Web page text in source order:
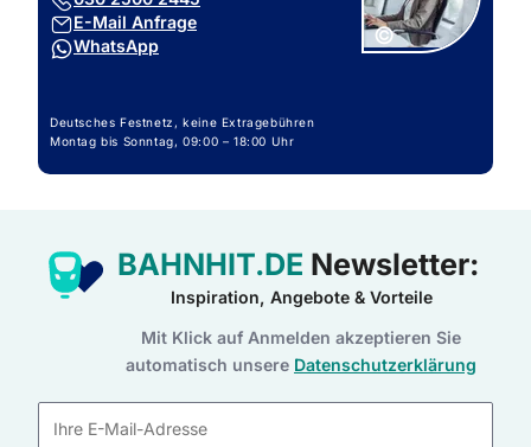
E-Mail Anfrage
WhatsApp
Deutsches Festnetz, keine Extragebühren
Montag bis Sonntag, 09:00 – 18:00 Uhr
Copyright:
©
BAHNHIT.DE Newsletter:
Inspiration, Angebote & Vorteile
Mit Klick auf Anmelden akzeptieren Sie
automatisch unsere Datenschutzerklärung